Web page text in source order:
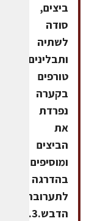
ביצים,
סודה
לשתיה
טורפים
בקערה
נפרדת
את
הביצים
ומוסיפים
בהדרגה
לתערובת
הדבש.3.מקפלים